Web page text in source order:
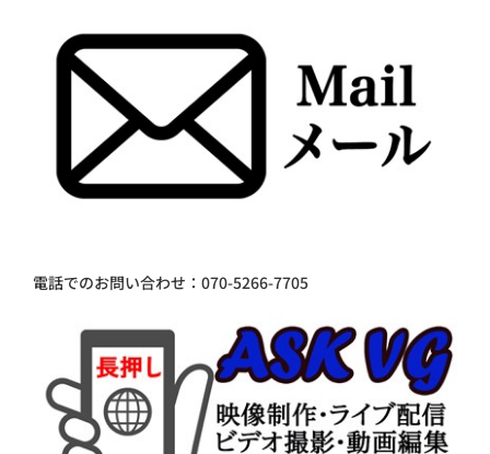
電話でのお問い合わせ：070-5266-7705